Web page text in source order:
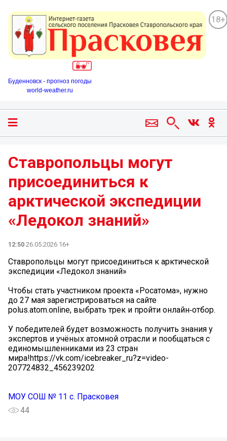
18+
Буденновск - прогноз погоды
world-weather.ru
Ставропольцы могут
присоединиться к
арктической экспедиции
«Ледокол знаний»
12:50 26.05.2026 16+
Ставропольцы могут присоединиться к арктической
экспедиции «Ледокол знаний»
Чтобы стать участником проекта «Росатома», нужно
до 27 мая зарегистрироваться на сайте
polus.atom.online, выбрать трек и пройти онлайн‑отбор.
У победителей будет возможность получить знания у
экспертов и учёных атомной отрасли и пообщаться с
единомышленниками из 23 стран
мира!https://vk.com/icebreaker_ru?z=video-
207724832_456239202
МОУ СОШ № 11 с. Прасковея
44